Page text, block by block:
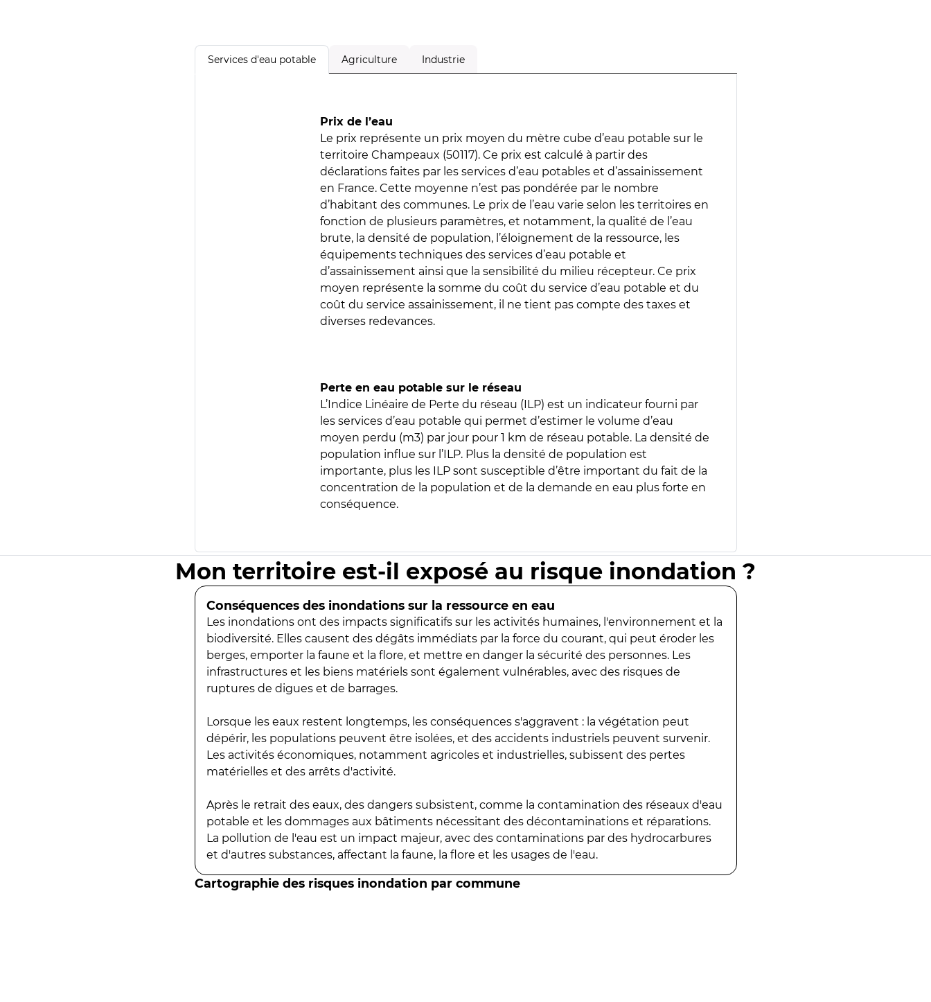
Services d'eau potable Agriculture Industrie
Prix de l’eau
Le prix représente un prix moyen du mètre cube d’eau potable sur le
territoire Champeaux (50117). Ce prix est calculé à partir des
déclarations faites par les services d’eau potables et d’assainissement
en France. Cette moyenne n’est pas pondérée par le nombre
d’habitant des communes. Le prix de l’eau varie selon les territoires en
fonction de plusieurs paramètres, et notamment, la qualité de l’eau
brute, la densité de population, l’éloignement de la ressource, les
équipements techniques des services d’eau potable et
d’assainissement ainsi que la sensibilité du milieu récepteur. Ce prix
moyen représente la somme du coût du service d’eau potable et du
coût du service assainissement, il ne tient pas compte des taxes et
diverses redevances.
Perte en eau potable sur le réseau
L’Indice Linéaire de Perte du réseau (ILP) est un indicateur fourni par
les services d’eau potable qui permet d’estimer le volume d’eau
moyen perdu (m3) par jour pour 1 km de réseau potable. La densité de
population influe sur l’ILP. Plus la densité de population est
importante, plus les ILP sont susceptible d’être important du fait de la
concentration de la population et de la demande en eau plus forte en
conséquence.
Mon territoire est-il exposé au risque inondation ?
Conséquences des inondations sur la ressource en eau
Les inondations ont des impacts significatifs sur les activités humaines, l'environnement et la
biodiversité. Elles causent des dégâts immédiats par la force du courant, qui peut éroder les
berges, emporter la faune et la flore, et mettre en danger la sécurité des personnes. Les
infrastructures et les biens matériels sont également vulnérables, avec des risques de
ruptures de digues et de barrages.
Lorsque les eaux restent longtemps, les conséquences s'aggravent : la végétation peut
dépérir, les populations peuvent être isolées, et des accidents industriels peuvent survenir.
Les activités économiques, notamment agricoles et industrielles, subissent des pertes
matérielles et des arrêts d'activité.
Après le retrait des eaux, des dangers subsistent, comme la contamination des réseaux d'eau
potable et les dommages aux bâtiments nécessitant des décontaminations et réparations.
La pollution de l'eau est un impact majeur, avec des contaminations par des hydrocarbures
et d'autres substances, affectant la faune, la flore et les usages de l'eau.
Cartographie des risques inondation par commune